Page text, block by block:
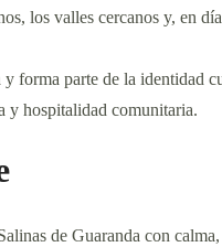
los valles cercanos y, en
forma parte de la identidad
y hospitalidad comunitaria.
de Guaranda con